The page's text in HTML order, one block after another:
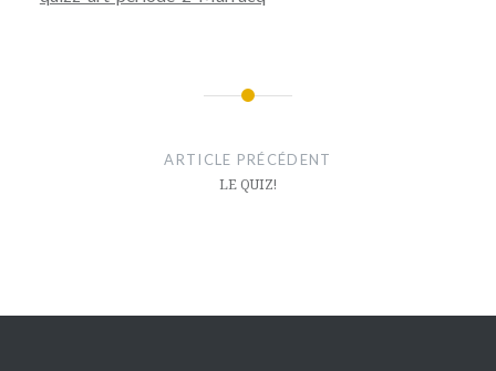
ARTICLE PRÉCÉDENT
LE QUIZ!